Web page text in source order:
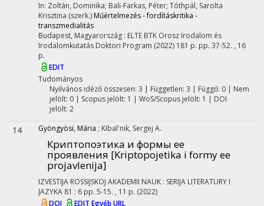
In: Zoltán, Dominika; Bali-Farkas, Péter; Tóthpál, Sarolta
Krisztina (szerk.) Műértelmezés - fordításkritika -
transzmedialitás
Budapest, Magyarország : ELTE BTK Orosz Irodalom és
Irodalomkutatás Doktori Program (2022) 181 p. pp. 37-52. , 16
p.
EDIT
Tudományos
Nyilvános idéző összesen: 3 | Független: 3 | Függő: 0 | Nem
jelölt: 0 | Scopus jelölt: 1 | WoS/Scopus jelölt: 1 | DOI
jelölt: 2
14 Gyöngyösi, Mária ; Kibalʹnik, Sergej A.
Криптопоэтика и формы ее
проявления [Kriptopojetika i formy ee
projavlenija]
IZVESTIJA ROSSIJSKOJ AKADEMII NAUK : SERIJA LITERATURY I
JAZYKA 81 : 6 pp. 5-15. , 11 p. (2022)
DOI
EDIT Egyéb URL